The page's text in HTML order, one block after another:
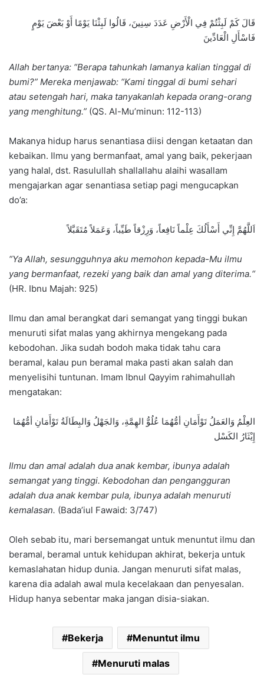
قَالَ كَمْ لَبِثْتُمْ فِي الْأَرْضِ عَدَدَ سِنِينَ، قَالُوا لَبِثْنَا يَوْمًا أَوْ بَعْضَ يَوْمٍ
فَاسْأَلِ الْعَادِّينَ
Allah bertanya: “Berapa tahunkah lamanya kalian tinggal di
bumi?” Mereka menjawab: “Kami tinggal di bumi sehari
atau setengah hari, maka tanyakanlah kepada orang-orang
yang menghitung.” (QS. Al-Mu’minun: 112-113)
Makanya hidup harus senantiasa diisi dengan ketaatan dan
kebaikan. Ilmu yang bermanfaat, amal yang baik, pekerjaan
yang halal, dst. Rasulullah shallallahu alaihi wasallam
mengajarkan agar senantiasa setiap pagi mengucapkan
do’a:
اَللَّهُمَّ إِنِّي أَسْأَلُكَ عِلْماً نَافِعاً، وَرِزْقاً طَيِّباً، وَعَمَلاً مُتَقَبَّلاً
“Ya Allah, sesungguhnya aku memohon kepada-Mu ilmu
yang bermanfaat, rezeki yang baik dan amal yang diterima.“
(HR. Ibnu Majah: 925)
Ilmu dan amal berangkat dari semangat yang tinggi bukan
menuruti sifat malas yang akhirnya mengekang pada
kebodohan. Jika sudah bodoh maka tidak tahu cara
beramal, kalau pun beramal maka pasti akan salah dan
menyelisihi tuntunan. Imam Ibnul Qayyim rahimahullah
mengatakan:
‏العِلْمُ وَالعَمَلُ تَوْأَمَانِ أمُّهُمَا عُلُوُّ الهِمَّةِ، وَالجَهْلُ وَالبِطَالَةُ تَوْأَمَانِ أمُّهُمَا
إِيْثَارُ الكَسْل
Ilmu dan amal adalah dua anak kembar, ibunya adalah
semangat yang tinggi. Kebodohan dan pengangguran
adalah dua anak kembar pula, ibunya adalah menuruti
kemalasan. (Bada’iul Fawaid: 3/747)
Oleh sebab itu, mari bersemangat untuk menuntut ilmu dan
beramal, beramal untuk kehidupan akhirat, bekerja untuk
kemaslahatan hidup dunia. Jangan menuruti sifat malas,
karena dia adalah awal mula kecelakaan dan penyesalan.
Hidup hanya sebentar maka jangan disia-siakan.
Bekerja Menuntut ilmu
Menuruti malas